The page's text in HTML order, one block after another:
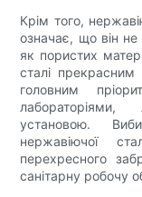
Крім того,
означає, що він не
як пористих
сталі
головним
установою.
нержавіючої
перехресного
санітарну робочу